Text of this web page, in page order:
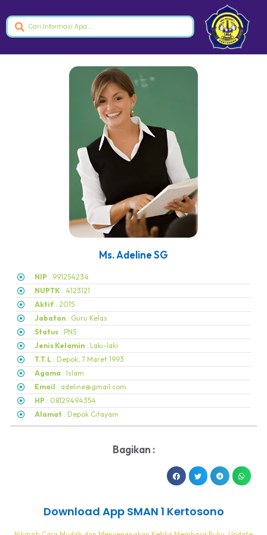
Ms. Adeline SG
NIP : 991254234
NUPTK : 4123121
Aktif : 2015
Jabatan : Guru Kelas
Status : PNS
Jenis Kelamin : Laki-laki
T.T.L : Depok, 7 Maret 1993
Agama : Islam
Email : adeline@gmail.com
HP : 08129494354
Alamat : Depok Citayam
Bagikan :
Download App SMAN 1 Kertosono